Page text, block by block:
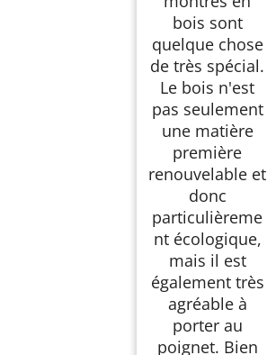
bois sont
quelque chose
de très spécial.
Le bois n'est
pas seulement
une matière
première
renouvelable et
donc
particulièreme
nt écologique,
mais il est
également très
agréable à
porter au
poignet. Bien